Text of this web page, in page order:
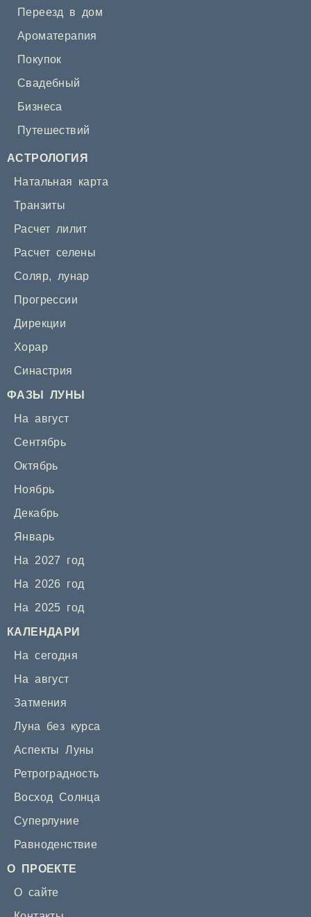
Переезд в дом
Ароматерапия
Покупок
Свадебный
Бизнеса
Путешествий
АСТРОЛОГИЯ
Натальная карта
Транзиты
Расчет лилит
Расчет селены
Соляр, лунар
Прогрессии
Дирекции
Хорар
Синастрия
ФАЗЫ ЛУНЫ
На август
Сентябрь
Октябрь
Ноябрь
Декабрь
Январь
На 2027 год
На 2026 год
На 2025 год
КАЛЕНДАРИ
На сегодня
На август
Затмения
Луна без курса
Аспекты Луны
Ретроградность
Восход Солнца
Суперлуние
Равноденствие
О ПРОЕКТЕ
О сайте